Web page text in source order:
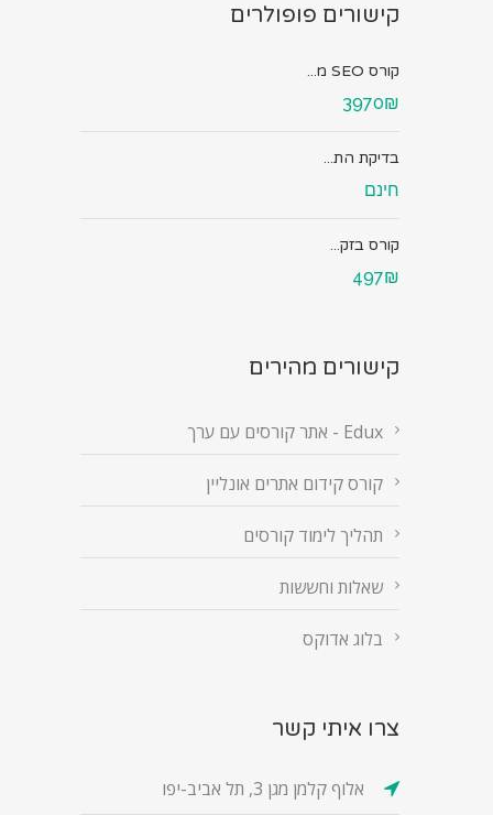
קישורים פופולרים
קורס SEO מ...
3970₪
בדיקת הת...
חינם
קורס בזק...
497₪
קישורים מהירים
Edux - אתר קורסים עם ערך
קורס קידום אתרים אונליין
תהליך לימוד קורסים
שאלות וחששות
בלוג אדוקס
צרו איתי קשר
אלוף קלמן מגן 3, תל אביב-יפו